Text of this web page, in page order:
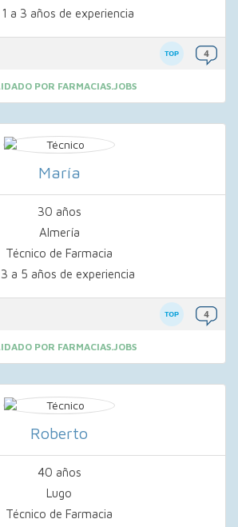
a 3 años de experiencia
POR FARMACIAS.JOBS
María
30 años
Almería
Técnico de Farmacia
a 5 años de experiencia
POR FARMACIAS.JOBS
Roberto
40 años
Lugo
Técnico de Farmacia